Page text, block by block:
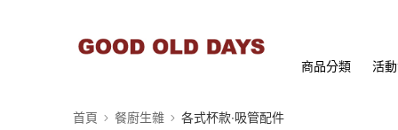
商品分類 活
首頁 餐廚生雜 各式杯款∙吸管配件